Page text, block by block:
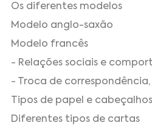
Os diferentes modelos
Modelo anglo-saxão
Modelo francês
- Relações sociais e
- Troca de
Tipos de papel e
Diferentes tipos de cartas